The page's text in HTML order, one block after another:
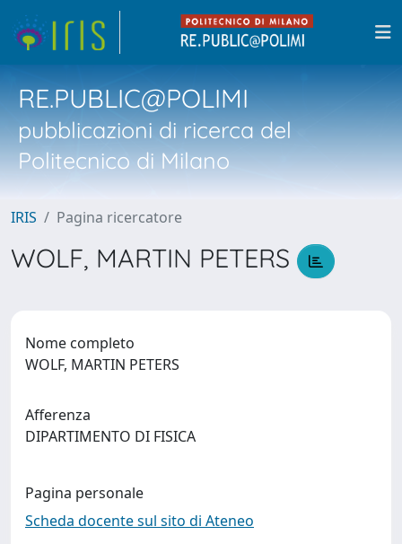
RE.PUBLIC@POLIMI
pubblicazioni di ricerca del
Politecnico di Milano
IRIS Pagina ricercatore
WOLF, MARTIN PETERS
Nome completo
WOLF, MARTIN PETERS
Afferenza
DIPARTIMENTO DI FISICA
Pagina personale
Scheda docente sul sito di Ateneo